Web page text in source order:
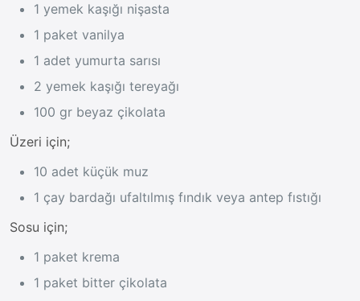
1 yemek kaşığı nişasta
1 paket vanilya
1 adet yumurta sarısı
2 yemek kaşığı tereyağı
100 gr beyaz çikolata
Üzeri için;
10 adet küçük muz
1 çay bardağı ufaltılmış fındık veya antep fıstığı
Sosu için;
1 paket krema
1 paket bitter çikolata